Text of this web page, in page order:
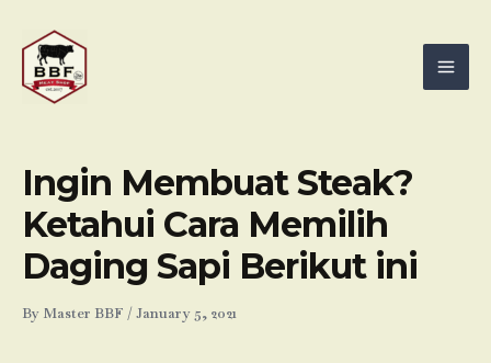
content
Ingin Membuat Steak?
Ketahui Cara Memilih
Daging Sapi Berikut ini
By Master BBF /January 5, 2021